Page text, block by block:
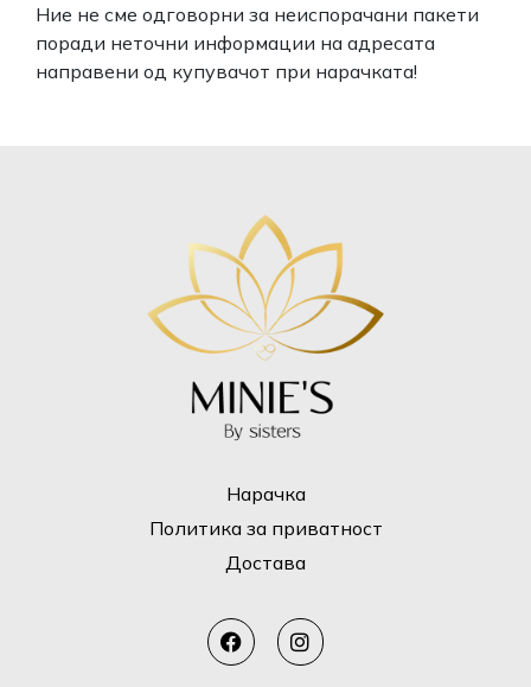
Ние не сме одговорни за неиспорачани пакети
поради неточни информации на адресата
направени од купувачот при нарачката!
Нарачка
Политика за приватност
Достава